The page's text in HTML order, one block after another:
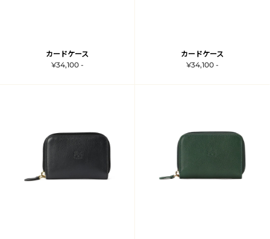
カードケース
¥34,100 -
カードケース
¥34,100 -